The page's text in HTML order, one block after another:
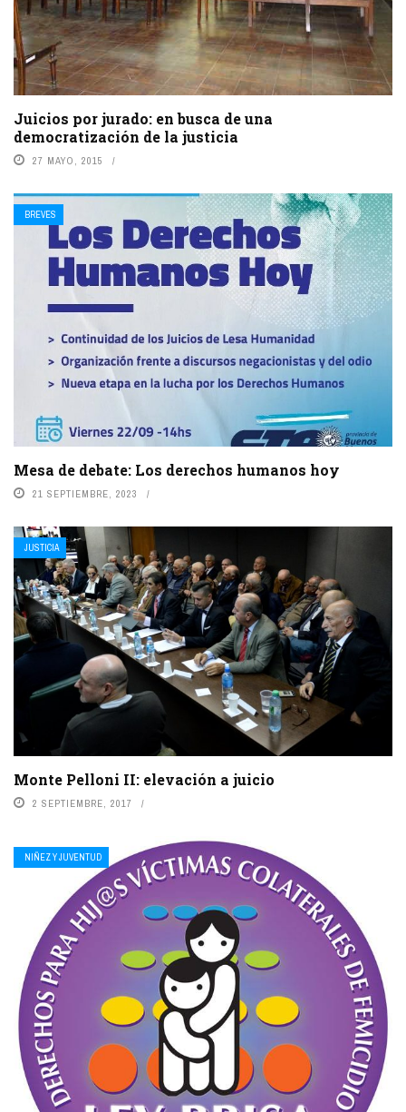
Juicios por jurado: en busca de una
democratización de la justicia
27 MAYO, 2015
BREVES
Mesa de debate: Los derechos humanos hoy
21 SEPTIEMBRE, 2023
JUSTICIA
Monte Pelloni II: elevación a juicio
2 SEPTIEMBRE, 2017
NIÑEZ Y JUVENTUD